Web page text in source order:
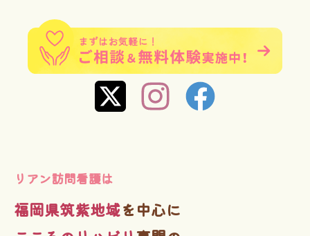
リアン訪問看護は
福岡県筑紫地域を中心に